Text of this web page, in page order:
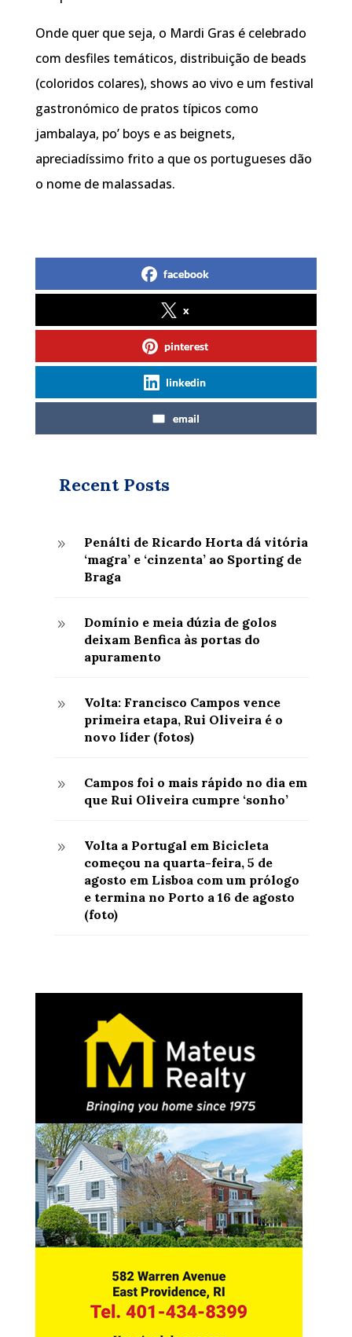
Onde quer que seja, o Mardi Gras é celebrado
com desfiles temáticos, distribuição de beads
(coloridos colares), shows ao vivo e um festival
gastronómico de pratos típicos como
jambalaya, po’ boys e as beignets,
apreciadíssimo frito a que os portugueses dão
o nome de malassadas.
facebook
x
pinterest
linkedin
email
Recent Posts
9
Penálti de Ricardo Horta dá vitória
‘magra’ e ‘cinzenta’ ao Sporting de
Braga
9
Domínio e meia dúzia de golos
deixam Benfica às portas do
apuramento
9
Volta: Francisco Campos vence
primeira etapa, Rui Oliveira é o
novo líder (fotos)
9
Campos foi o mais rápido no dia em
que Rui Oliveira cumpre ‘sonho’
9
Volta a Portugal em Bicicleta
começou na quarta-feira, 5 de
agosto em Lisboa com um prólogo
e termina no Porto a 16 de agosto
(foto)